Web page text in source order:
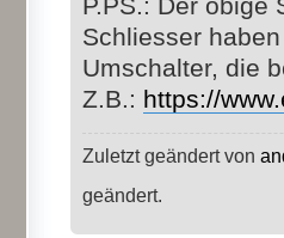
Schliesser
Umschalter, die
Z.B.: https://
Zuletzt geändert von
geändert.